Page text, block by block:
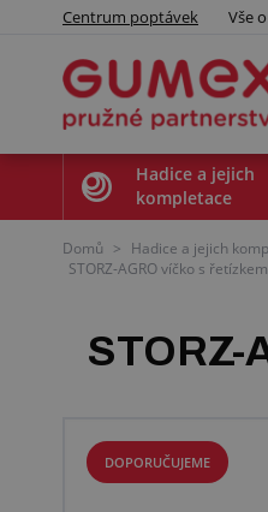
Centrum poptávek Vše
Hadice a jejich
kompletace
Domů > Hadice a jejich
STORZ-AGRO víčko s
STORZ-
DOPORUČUJEME